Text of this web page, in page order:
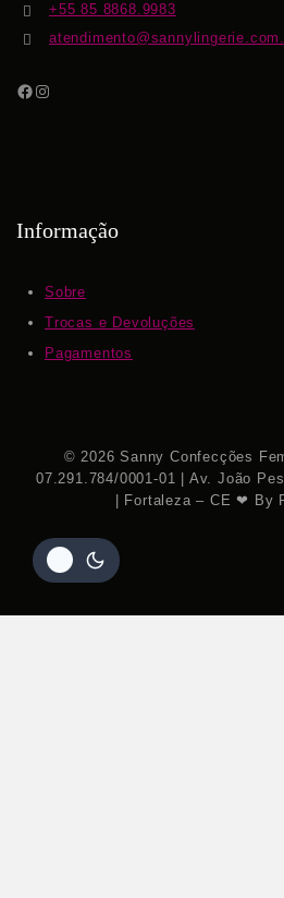
+55 85 8868.9983
Informação
Sobre
Trocas e Devoluções
Pagamentos
© 2026 Sanny Confecções
07.291.784/0001-01 | Av. João
| Fortaleza – CE ❤ By